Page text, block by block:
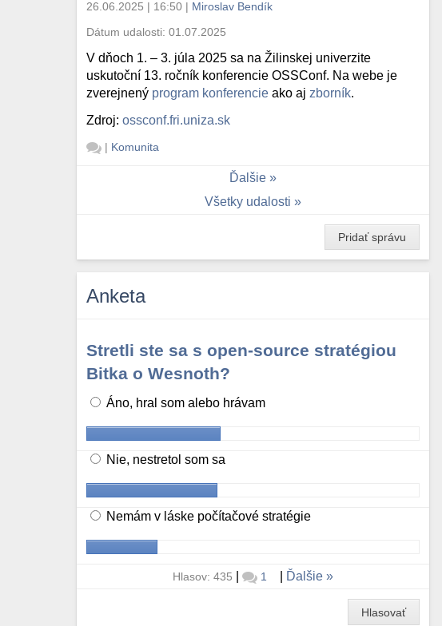
26.06.2025 | 16:50 | Miroslav Bendík
Dátum udalosti:01.07.2025
V dňoch 1. – 3. júla 2025 sa na Žilinskej univerzite
uskutoční 13. ročník konferencie OSSConf. Na webe je
zverejnený program konferencie ako aj zborník.
Zdroj:ossconf.fri.uniza.sk
| Komunita
Ďalšie
Všetky udalosti
Pridať správu
Anketa
Stretli ste sa s open-source stratégiou
Bitka o Wesnoth?
Áno, hral som alebo hrávam
Nie, nestretol som sa
Nemám v láske počítačové stratégie
Hlasov: 435 | 1 Ďalšie
Hlasovať